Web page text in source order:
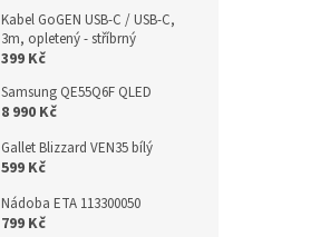
Kabel GoGEN USB-C / USB-C,
3m, opletený - stříbrný
399 Kč
Samsung QE55Q6F QLED
8 990 Kč
Gallet Blizzard VEN35 bílý
599 Kč
Nádoba ETA 113300050
799 Kč